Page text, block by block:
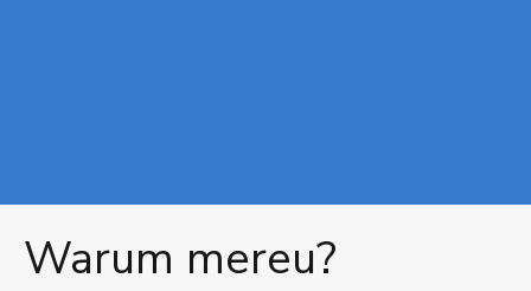
Warum mereu?